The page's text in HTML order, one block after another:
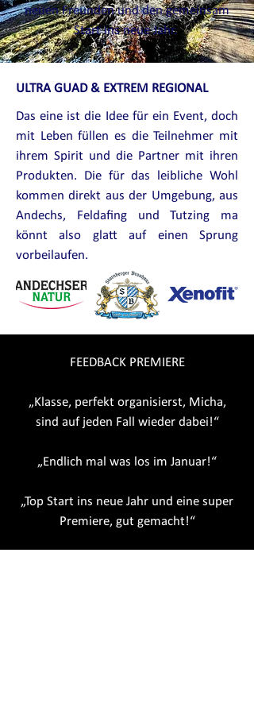
neuen Freunden und den gemeinsam
Start ins neue Jahr.
ULTRA GUAD & EXTREM REGIONAL
Das eine ist die Idee für ein Event, doch
mit Leben füllen es die Teilnehmer mit
ihrem Spirit und die Partner mit ihren
Produkten. Die für das leibliche Wohl
kommen direkt aus der Umgebung, aus
Andechs, Feldafing und Tutzing ma
könnt also glatt auf einen Sprung
vorbeilaufen.
FEEDBACK PREMIERE
„Klasse, perfekt organisierst, Micha,
sind auf jeden Fall wieder dabei!“
„Endlich mal was los im Januar!“
„Top Start ins neue Jahr und eine super
Premiere, gut gemacht!“